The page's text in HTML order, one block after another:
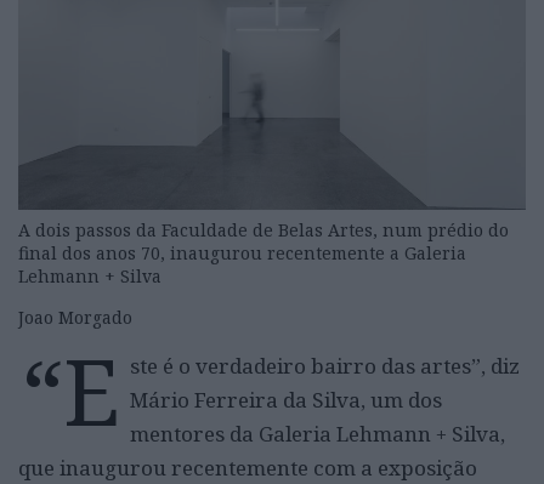
A dois passos da Faculdade de Belas Artes, num prédio do
final dos anos 70, inaugurou recentemente a Galeria
Lehmann + Silva
Joao Morgado
“E ste é o verdadeiro bairro das artes”, diz
Mário Ferreira da Silva, um dos
mentores da Galeria Lehmann + Silva,
que inaugurou recentemente com a exposição